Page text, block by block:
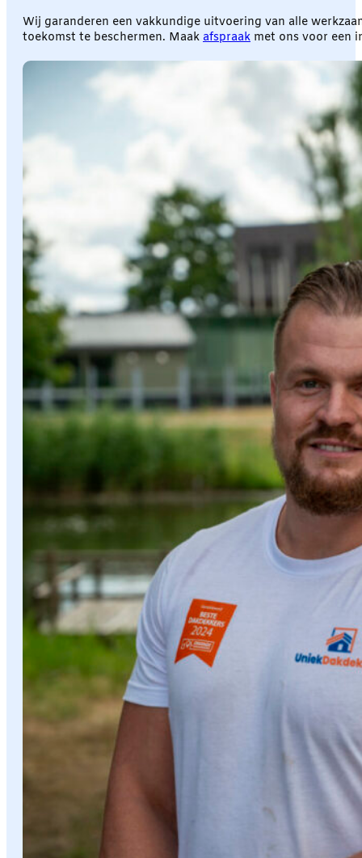
Wij garanderen een vakkundige uitvoering van alle
toekomst te beschermen. Maak afspraak met ons voor een